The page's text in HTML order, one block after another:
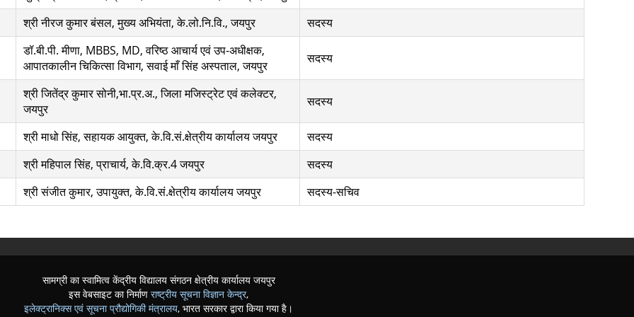
श्री नीरज कुमार बंसल, मुख्य अभियंता, के.लो.नि.वि., जयपुर सदस्य
डॉ.बी.पी. मीणा, MBBS, MD, वरिष्ठ आचार्य एवं उप-अधीक्षक,
आपातकालीन चिकित्सा विभाग, सवाई माँ सिंह अस्पताल, जयपुर
सदस्य
श्री जितेंद्र कुमार सोनी,भा.प्र.अ., जिला मजिस्ट्रेट एवं कलेक्टर,
जयपुर
सदस्य
श्री माधो सिंह, सहायक आयुक्त, के.वि.सं.क्षेत्रीय कार्यालय जयपुर
सदस्य
श्री महिपाल सिंह, प्राचार्य, के.वि.क्र.4 जयपुर
सदस्य
श्री संजीत कुमार, उपायुक्त, के.वि.सं.क्षेत्रीय कार्यालय जयपुर सदस्य-सचिव
सामग्री का स्वामित्व केंद्रीय विद्यालय संगठन क्षेत्रीय कार्यालय जयपुर
इस वेबसाइट का निर्माण राष्ट्रीय सूचना विज्ञान केन्द्र,
इलेक्ट्रानिक्स एवं सूचना प्रौद्योगिकी मंत्रालय, भारत सरकार द्वारा किया गया है।